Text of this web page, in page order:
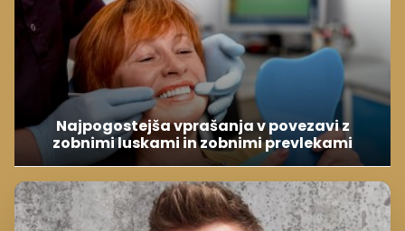
Najpogostejša vprašanja v povezavi z
zobnimi luskami in zobnimi prevlekami